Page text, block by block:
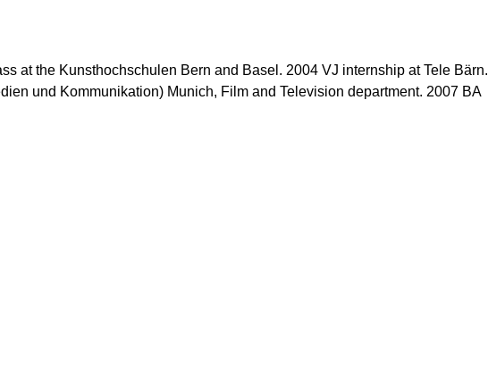
at the Kunsthochschulen Bern and Basel. 2004 VJ internship at Tele Bärn.
und Kommunikation) Munich, Film and Television department. 2007 BA